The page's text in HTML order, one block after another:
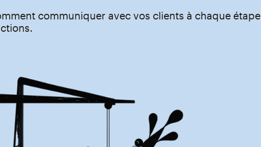
communiquer avec vos clients à chaque étape